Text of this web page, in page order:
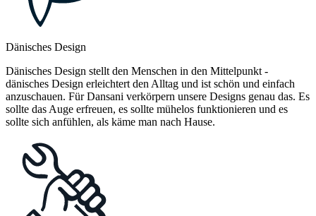
Dänisches Design
Dänisches Design stellt den Menschen in den Mittelpunkt -
dänisches Design erleichtert den Alltag und ist schön und einfach
anzuschauen. Für Dansani verkörpern unsere Designs genau das. Es
sollte das Auge erfreuen, es sollte mühelos funktionieren und es
sollte sich anfühlen, als käme man nach Hause.